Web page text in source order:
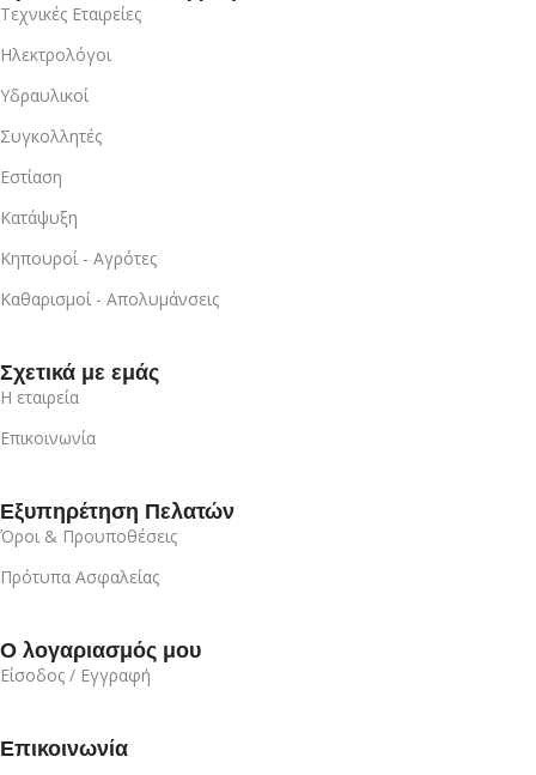
Τεχνικές Εταιρείες
Ηλεκτρολόγοι
Υδραυλικοί
Συγκολλητές
Εστίαση
Κατάψυξη
Κηπουροί - Αγρότες
Καθαρισμοί - Απολυμάνσεις
Σχετικά με εμάς
Η εταιρεία
Επικοινωνία
Εξυπηρέτηση Πελατών
Όροι & Προυποθέσεις
Πρότυπα Ασφαλείας
Ο λογαριασμός μου
Είσοδος / Εγγραφή
Επικοινωνία